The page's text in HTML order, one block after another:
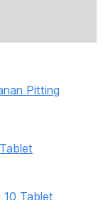
Pitting
Tablet